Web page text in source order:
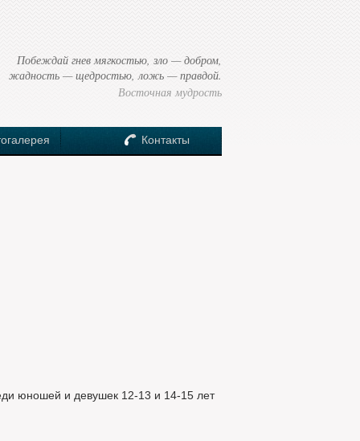
Побеждай гнев мягкостью, зло — добром,
жадность — щедростью, ложь — правдой.
Восточная мудрость
Контакты
юношей и девушек 12-13 и 14-15 лет